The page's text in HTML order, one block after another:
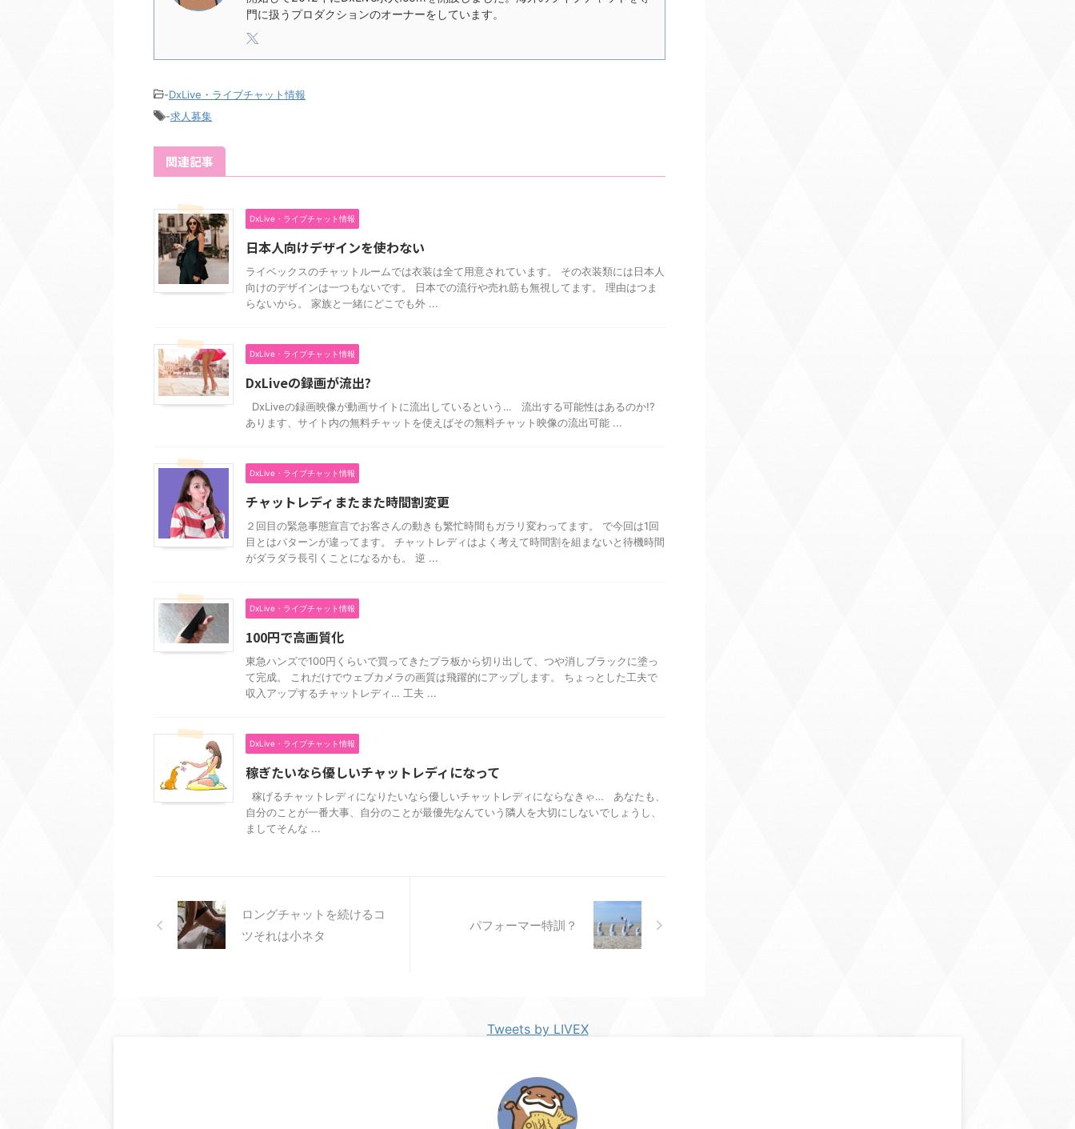
門に扱うプロダクションのオーナーをしています。
-DxLive・ライブチャット情報
-求人募集
関連記事
DxLive・ライブチャット情報
日本人向けデザインを使わない
ライベックスのチャットルームでは衣装は全て用意されています。 その衣装類には日本人
向けのデザインは一つもないです。 日本での流行や売れ筋も無視してます。 理由はつま
らないから。 家族と一緒にどこでも外 ...
DxLive・ライブチャット情報
DxLiveの録画が流出?
DxLiveの録画映像が動画サイトに流出しているという… 流出する可能性はあるのか!?
あります、サイト内の無料チャットを使えばその無料チャット映像の流出可能 ...
DxLive・ライブチャット情報
チャットレディまたまた時間割変更
２回目の緊急事態宣言でお客さんの動きも繁忙時間もガラリ変わってます。 で今回は1回
目とはパターンが違ってます。 チャットレディはよく考えて時間割を組まないと待機時間
がダラダラ長引くことになるかも。 逆 ...
DxLive・ライブチャット情報
100円で高画質化
東急ハンズで100円くらいで買ってきたプラ板から切り出して、つや消しブラックに塗っ
て完成。 これだけでウェブカメラの画質は飛躍的にアップします。 ちょっとした工夫で
収入アップするチャットレディ… 工夫 ...
DxLive・ライブチャット情報
稼ぎたいなら優しいチャットレディになって
稼げるチャットレディになりたいなら優しいチャットレディにならなきゃ… あなたも、
自分のことが一番大事、自分のことが最優先なんていう隣人を大切にしないでしょうし、
ましてそんな ...
ロングチャットを続けるコ
ツそれは小ネタ
パフォーマー特訓？
Tweets by LIVEX